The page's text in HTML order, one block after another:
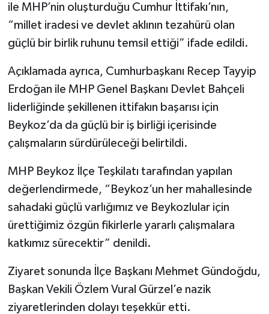
ile MHP’nin oluşturduğu Cumhur İttifakı’nın,
“millet iradesi ve devlet aklının tezahürü olan
güçlü bir birlik ruhunu temsil ettiği” ifade edildi.
Açıklamada ayrıca, Cumhurbaşkanı Recep Tayyip
Erdoğan ile MHP Genel Başkanı Devlet Bahçeli
liderliğinde şekillenen ittifakın başarısı için
Beykoz’da da güçlü bir iş birliği içerisinde
çalışmaların sürdürüleceği belirtildi.
MHP Beykoz İlçe Teşkilatı tarafından yapılan
değerlendirmede, “Beykoz’un her mahallesinde
sahadaki güçlü varlığımız ve Beykozlular için
ürettiğimiz özgün fikirlerle yararlı çalışmalara
katkımız sürecektir” denildi.
Ziyaret sonunda İlçe Başkanı Mehmet Gündoğdu,
Başkan Vekili Özlem Vural Gürzel’e nazik
ziyaretlerinden dolayı teşekkür etti.